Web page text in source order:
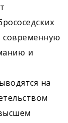
и
на